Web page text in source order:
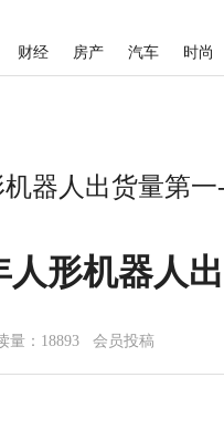
财经 房产 汽车 时尚
器人出货量第
人形机器人
量：18893 会员投稿